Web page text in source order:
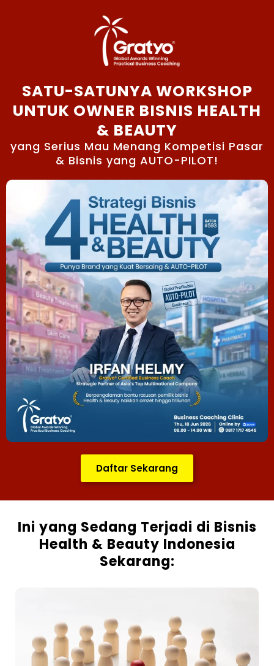
SATU-SATUNYA WORKSHOP
UNTUK OWNER BISNIS HEALTH
& BEAUTY
yang Serius Mau Menang Kompetisi Pasar
& Bisnis yang AUTO-PILOT!
Daftar Sekarang
Ini yang Sedang Terjadi di Bisnis
Health & Beauty Indonesia
Sekarang: